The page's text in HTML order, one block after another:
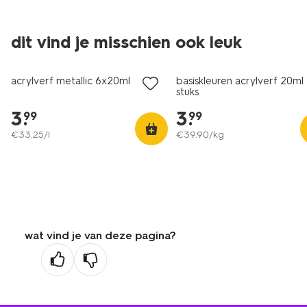
dit vind je misschien ook leuk
acrylverf metallic 6x20ml
3.
99
€33.25/l
basiskleuren acrylverf 20ml
stuks
3.
99
€39.90/kg
wat vind je van deze pagina?